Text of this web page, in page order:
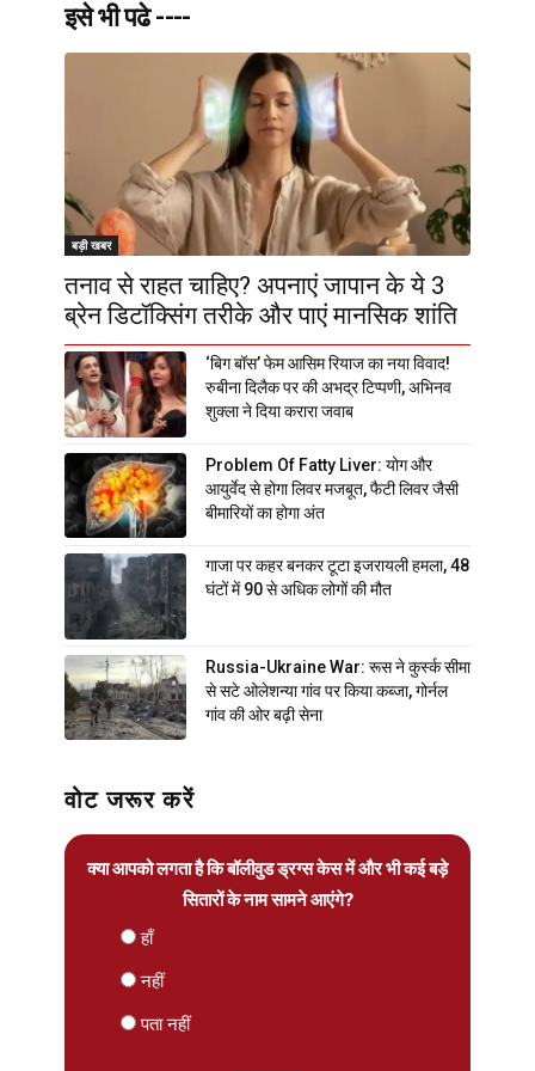
इसे भी पढे ----
बड़ी खबर
तनाव से राहत चाहिए? अपनाएं जापान के ये 3
ब्रेन डिटॉक्सिंग तरीके और पाएं मानसिक शांति
‘बिग बॉस’ फेम आसिम रियाज का नया विवाद!
रुबीना दिलैक पर की अभद्र टिप्पणी, अभिनव
शुक्ला ने दिया करारा जवाब
Problem Of Fatty Liver: योग और
आयुर्वेद से होगा लिवर मजबूत, फैटी लिवर जैसी
बीमारियों का होगा अंत
गाजा पर कहर बनकर टूटा इजरायली हमला, 48
घंटों में 90 से अधिक लोगों की मौत
Russia-Ukraine War: रूस ने कुर्स्क सीमा
से सटे ओलेशन्या गांव पर किया कब्जा, गोर्नल
गांव की ओर बढ़ी सेना
वोट जरूर करें
क्या आपको लगता है कि बॉलीवुड ड्रग्स केस में और भी कई बड़े
सितारों के नाम सामने आएंगे?
हाँ
नहीं
पता नहीं